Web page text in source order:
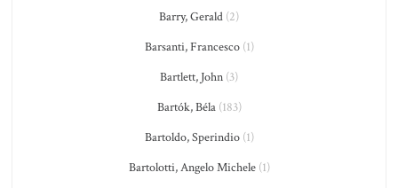
Barry, Gerald (2)
Barsanti, Francesco(1)
Bartlett, John (3)
Bartók, Béla(183)
Bartoldo, Sperindio(1)
Bartolotti, Angelo Michele(1)